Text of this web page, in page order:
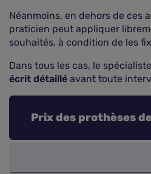
Néanmoins, en dehors de ces
praticien peut appliquer
souhaités, à condition de les
Dans tous les cas, le
écrit détaillé avant toute
Prix des prothèses